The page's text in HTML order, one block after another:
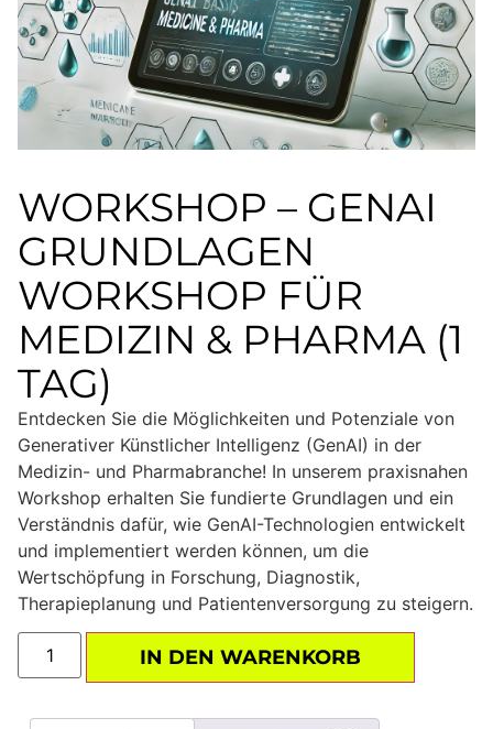
WORKSHOP – GENAI
GRUNDLAGEN
WORKSHOP FÜR
MEDIZIN & PHARMA (1
TAG)
Entdecken Sie die Möglichkeiten und Potenziale von
Generativer Künstlicher Intelligenz (GenAI) in der
Medizin- und Pharmabranche! In unserem praxisnahen
Workshop erhalten Sie fundierte Grundlagen und ein
Verständnis dafür, wie GenAI-Technologien entwickelt
und implementiert werden können, um die
Wertschöpfung in Forschung, Diagnostik,
Therapieplanung und Patientenversorgung zu steigern.
IN DEN WARENKORB